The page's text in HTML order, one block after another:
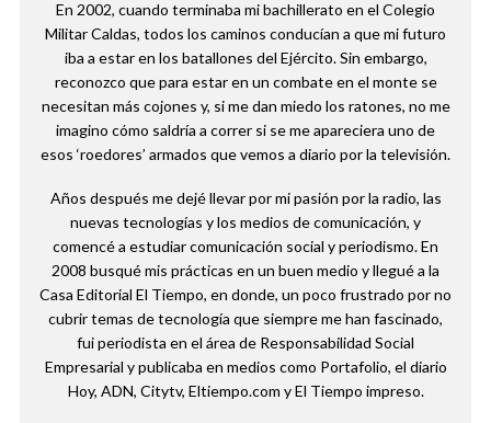
En 2002, cuando terminaba mi bachillerato en el Colegio
Militar Caldas, todos los caminos conducían a que mi futuro
iba a estar en los batallones del Ejército. Sin embargo,
reconozco que para estar en un combate en el monte se
necesitan más cojones y, si me dan miedo los ratones, no me
imagino cómo saldría a correr si se me apareciera uno de
esos ‘roedores’ armados que vemos a diario por la televisión.
Años después me dejé llevar por mi pasión por la radio, las
nuevas tecnologías y los medios de comunicación, y
comencé a estudiar comunicación social y periodismo. En
2008 busqué mis prácticas en un buen medio y llegué a la
Casa Editorial El Tiempo, en donde, un poco frustrado por no
cubrir temas de tecnología que siempre me han fascinado,
fui periodista en el área de Responsabilidad Social
Empresarial y publicaba en medios como Portafolio, el diario
Hoy, ADN, Citytv, Eltiempo.com y El Tiempo impreso.